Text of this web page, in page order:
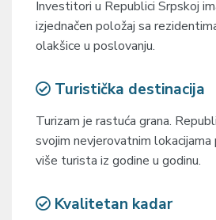
Investitori u Republici Srpskoj
izjednačen položaj sa
olakšice u poslovanju.
Turistička destinacija
Turizam je rastuća grana.
svojim nevjerovatnim lokacijama
više turista iz godine u godinu.
Kvalitetan kadar